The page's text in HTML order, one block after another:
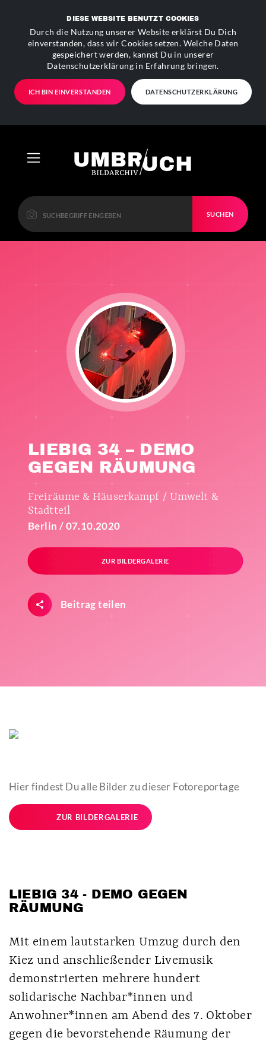
DIESE WEBSITE BENUTZT COOKIES
Durch die Nutzung unserer Website erklärst Du Dich
einverstanden, dass wir Cookies setzen. Welche Daten
gespeichert werden, kannst Du in unserer
Datenschutzerklärung in Erfahrung bringen.
ICH BIN EINVERSTANDEN DATENSCHUTZERKLÄRUNG
SUCHEN
LIEBIG 34 – DEMO
GEGEN RÄUMUNG
Freiräume & Häuserkampf / Umwelt &
Stadtteil
Berlin / 07.10.2020
ZUR BILDERGALERIE
Beitrag teilen
Hier findest Du alle Bilder zu dieser Fotoreportage
ZUR BILDERGALERIE
LIEBIG 34 - DEMO GEGEN
RÄUMUNG
Mit einem lautstarken Umzug durch den
Kiez und anschließender Livemusik
demonstrierten mehrere hundert
solidarische Nachbar*innen und
Anwohner*innen am Abend des 7. Oktober
gegen die bevorstehende Räumung der